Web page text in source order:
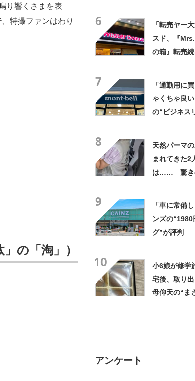
り響くさまを表
特撮ファンはわり
の「淘」）
6
「転売ヤー
スド、『
の箱』転売
7
「通勤用に
ゃくちゃ良
の“ビジネス
8
天然パーマ
まれてきた2
は…… 驚き
9
「車に常備
ンズの“1980
グ”が評判
10
小6娘が修学
宅後、取り
母仰天の“ま
アンケート